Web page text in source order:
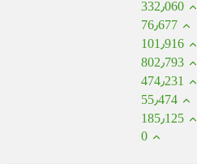
332٫060
76٫677
101٫916
802٫793
474٫231
55٫474
185٫125
0